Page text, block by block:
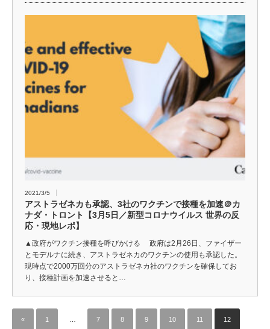
2021/3/5
アストラゼネカも承認、3社のワクチンで接種を加速＠カ
ナダ・トロント【3月5日／新型コロナウイルス 世界の反
応・現地レポ】
▲政府がワクチン接種を呼びかける 政府は2月26日、ファイザー
とモデルナに続き、アストラゼネカのワクチンの使用も承認した。
現時点で2000万回分のアストラゼネカ社のワクチンを確保してお
り、接種計画を加速させると…
« 1 7 8 9 10 11 12